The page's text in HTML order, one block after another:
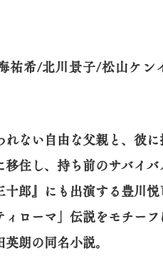
祐希/北川景子/松山ケ
れない自由な父親と、彼
移住し、持ち前のサバイ
十郎』にも出演する豊川
ィローマ」伝説をモチー
朗の同名小説。